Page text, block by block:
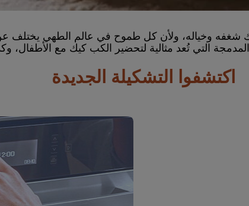
شغفه وخياله، ولأن كل طموح في عالم الطهي يختلف
التي تُعد مثالية لتحضير الكب كيك مع الأطفال،
اكتشفوا التشكيلة الجديدة